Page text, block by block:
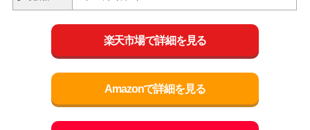
楽天市場で詳細を見る
Amazonで詳細を見る